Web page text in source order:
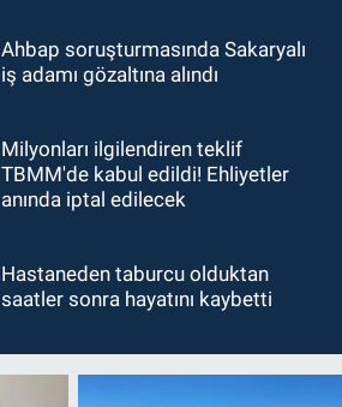
Ahbap soruşturmasında Sakaryalı
iş adamı gözaltına alındı
Milyonları ilgilendiren teklif
TBMM'de kabul edildi! Ehliyetler
anında iptal edilecek
Hastaneden taburcu olduktan
saatler sonra hayatını kaybetti